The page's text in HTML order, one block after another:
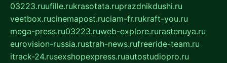
03223.ruufille.rukrasotata.ruprazdnikdushi.ru
veetbox.rucinemapost.ruciam-fr.rukraft-you.ru
mega-press.ru03223.ruweb-explore.rurastenuya.ru
eurovision-russia.rustrah-news.rufreeride-team.ru
itrack-24.rusexshopexpress.ruautostudiopro.ru